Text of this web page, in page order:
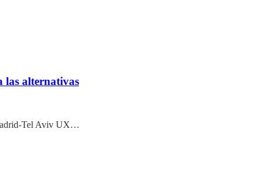
las alternativas
Tel Aviv UX…